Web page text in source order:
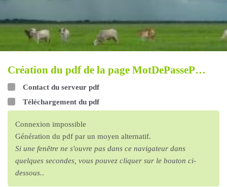
r
Création du pdf de la page MotDePasseP…
Contact du serveur pdf
Téléchargement du pdf
Connexion impossible
Génération du pdf par un moyen alternatif.
Si une fenêtre ne s'ouvre pas dans ce navigateur dans
quelques secondes, vous pouvez cliquer sur le bouton ci-
dessous..